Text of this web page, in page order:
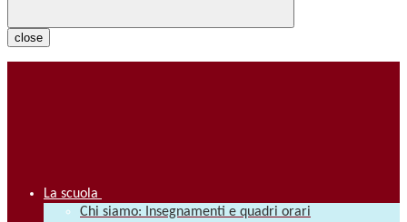
close
La scuola
Chi siamo: Insegnamenti e quadri orari